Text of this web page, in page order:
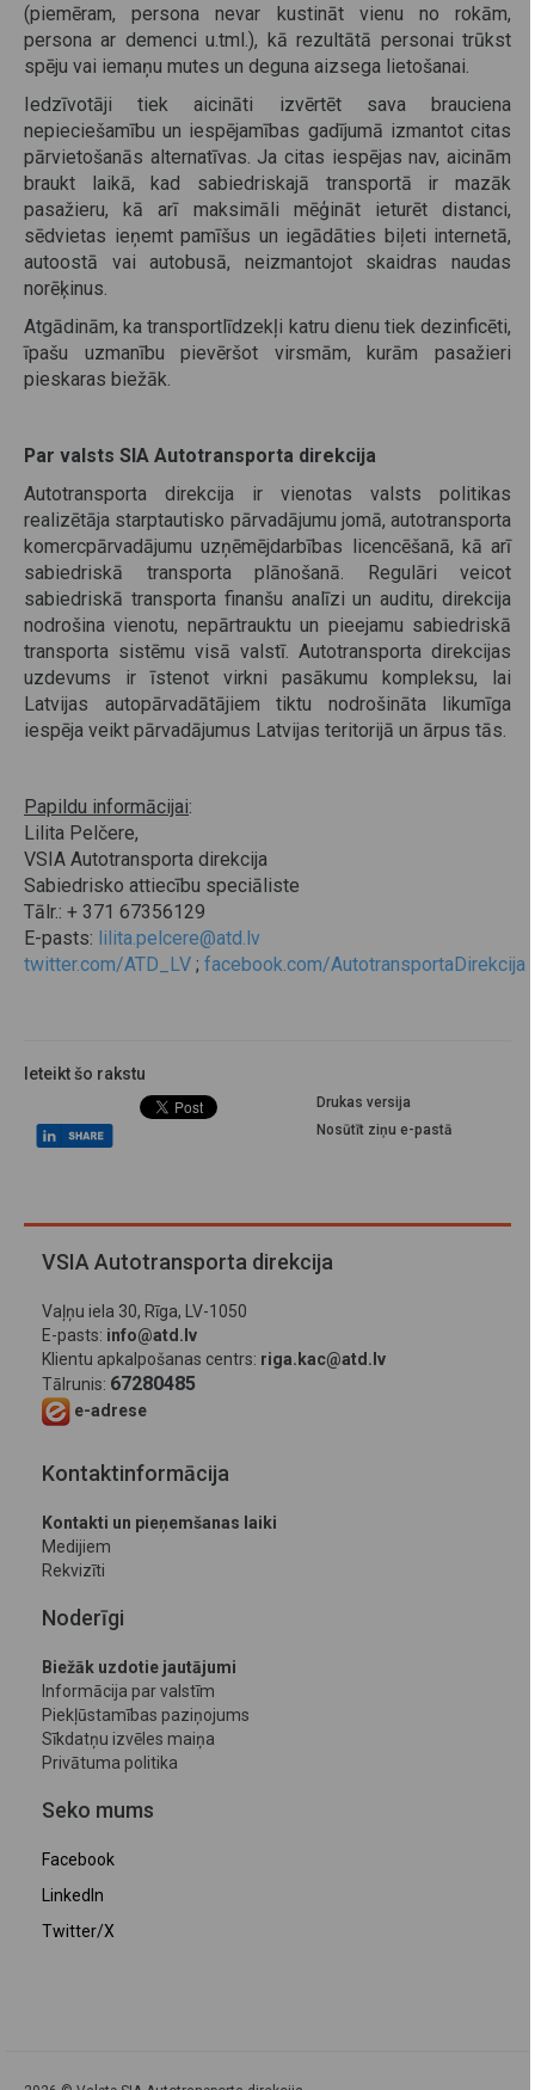
(piemēram, persona nevar kustināt vienu no rokām,
persona ar demenci u.tml.), kā rezultātā personai trūkst
spēju vai iemaņu mutes un deguna aizsega lietošanai.
Iedzīvotāji tiek aicināti izvērtēt sava brauciena
nepieciešamību un iespējamības gadījumā izmantot citas
pārvietošanās alternatīvas. Ja citas iespējas nav, aicinām
braukt laikā, kad sabiedriskajā transportā ir mazāk
pasažieru, kā arī maksimāli mēģināt ieturēt distanci,
sēdvietas ieņemt pamīšus un iegādāties biļeti internetā,
autoostā vai autobusā, neizmantojot skaidras naudas
norēķinus.
Atgādinām, ka transportlīdzekļi katru dienu tiek dezinficēti,
īpašu uzmanību pievēršot virsmām, kurām pasažieri
pieskaras biežāk.
Par valsts SIA Autotransporta direkcija
Autotransporta direkcija ir vienotas valsts politikas
realizētāja starptautisko pārvadājumu jomā, autotransporta
komercpārvadājumu uzņēmējdarbības licencēšanā, kā arī
sabiedriskā transporta plānošanā. Regulāri veicot
sabiedriskā transporta finanšu analīzi un auditu, direkcija
nodrošina vienotu, nepārtrauktu un pieejamu sabiedriskā
transporta sistēmu visā valstī. Autotransporta direkcijas
uzdevums ir īstenot virkni pasākumu kompleksu, lai
Latvijas autopārvadātājiem tiktu nodrošināta likumīga
iespēja veikt pārvadājumus Latvijas teritorijā un ārpus tās.
Papildu informācijai:
Lilita Pelčere,
VSIA Autotransporta direkcija
Sabiedrisko attiecību speciāliste
Tālr.: + 371 67356129
E-pasts: lilita.pelcere@atd.lv
twitter.com/ATD_LV ; facebook.com/AutotransportaDirekcija
Ieteikt šo rakstu
Drukas versija
Nosūtīt ziņu e-pastā
VSIA Autotransporta direkcija
Vaļņu iela 30, Rīga, LV-1050
E-pasts: info@atd.lv
Klientu apkalpošanas centrs: riga.kac@atd.lv
Tālrunis: 67280485
e-adrese
Kontaktinformācija
Kontakti un pieņemšanas laiki
Medijiem
Rekvizīti
Noderīgi
Biežāk uzdotie jautājumi
Informācija par valstīm
Piekļūstamības paziņojums
Sīkdatņu izvēles maiņa
Privātuma politika
Seko mums
Facebook
LinkedIn
Twitter/X